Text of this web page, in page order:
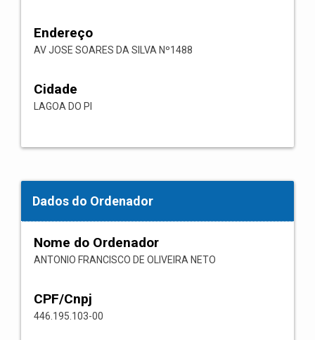
Endereço
AV JOSE SOARES DA SILVA Nº1488
Cidade
LAGOA DO PI
Dados do Ordenador
Nome do Ordenador
ANTONIO FRANCISCO DE OLIVEIRA NETO
CPF/Cnpj
446.195.103-00